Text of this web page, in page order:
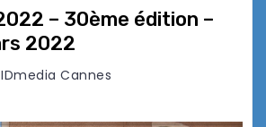
– 30ème édition –
2022
IDmedia Cannes